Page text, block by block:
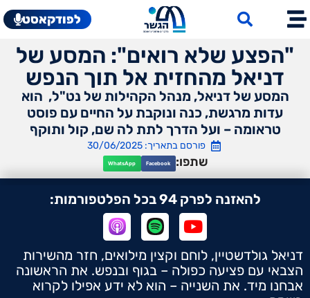
לפודקאסט
"הפצע שלא רואים": המסע של
דניאל מהחזית אל תוך הנפש
המסע של דניאל, מנהל הקהילות של נט"ל, הוא
עדות מרגשת, כנה ונוקבת על החיים עם פוסט
טראומה – ועל הדרך לתת לה שם, קול ותוקף
פורסם בתאריך: 30/06/2025
שתפו: Facebook
WhatsApp
להאזנה לפרק 94 בכל הפלטפורמות:
דניאל גולדשטיין, לוחם וקצין מילואים, חזר מהשירות
הצבאי עם פציעה כפולה – בגוף ובנפש. את הראשונה
אבחנו מיד. את השנייה – הוא לא ידע אפילו לקרוא